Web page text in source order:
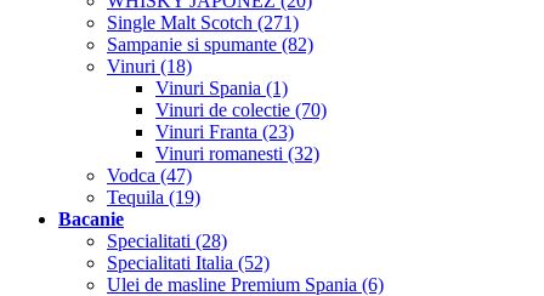
Single Malt Scotch (271)
Sampanie si spumante (82)
Vinuri (18)
Vinuri Spania (1)
Vinuri de colectie (70)
Vinuri Franta (23)
Vinuri romanesti (32)
Vodca (47)
Tequila (19)
Bacanie
Specialitati (28)
Specialitati Italia (52)
Ulei de masline Premium Spania (6)